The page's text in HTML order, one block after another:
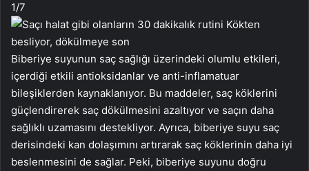
1/7
Biberiye suyunun saç sağlığı üzerindeki olumlu etkileri,
içerdiği etkili antioksidanlar ve anti-inflamatuar
bileşiklerden kaynaklanıyor. Bu maddeler, saç köklerini
güçlendirerek saç dökülmesini azaltıyor ve saçın daha
sağlıklı uzamasını destekliyor. Ayrıca, biberiye suyu saç
derisindeki kan dolaşımını artırarak saç köklerinin daha iyi
beslenmesini de sağlar. Peki, biberiye suyunu doğru